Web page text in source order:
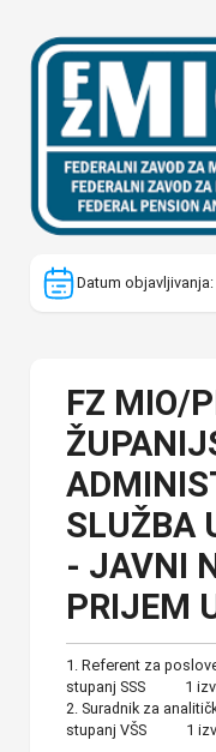
Datum objavljivanja:
FZ MIO/
SLUŽBA
- JAVNI
PRIJEM
1. Referent za
stupanj SSS 1
2. Suradnik za
stupanj VŠS 1